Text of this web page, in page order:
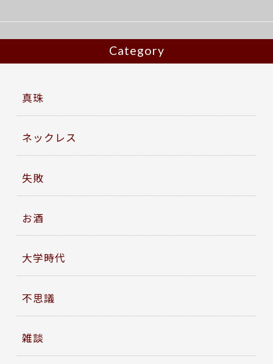
Category
真珠
ネックレス
失敗
お酒
大学時代
不思議
雑談